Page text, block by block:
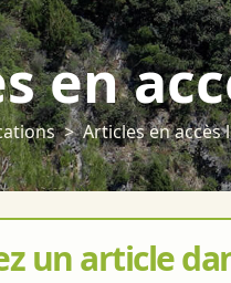
en
Articles en accès
un article